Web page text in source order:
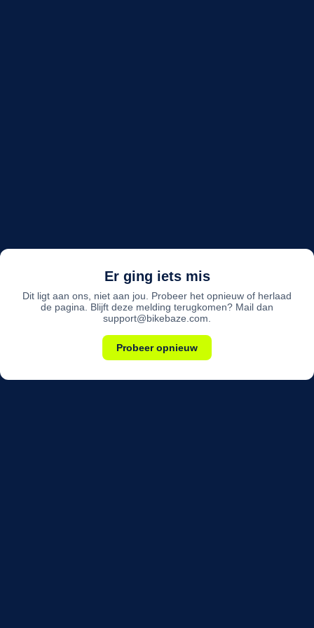
Er ging iets mis
Dit ligt aan ons, niet aan jou. Probeer het opnieuw of herlaad
de pagina. Blijft deze melding terugkomen? Mail dan
support@bikebaze.com.
Probeer opnieuw